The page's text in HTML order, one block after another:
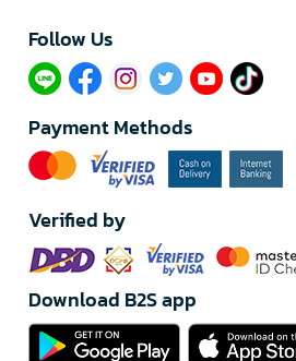
Follow Us​
Payment Methods
Verified by
Download B2S app